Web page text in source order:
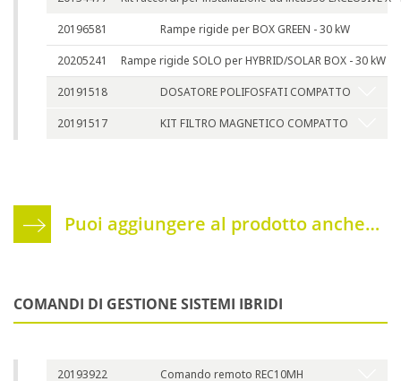
20196581 Rampe rigide per BOX GREEN - 30 kW
20205241 Rampe rigide SOLO per HYBRID/SOLAR BOX - 30 kW
20191518 DOSATORE POLIFOSFATI COMPATTO
20191517 KIT FILTRO MAGNETICO COMPATTO
Puoi aggiungere al prodotto anche…
COMANDI DI GESTIONE SISTEMI IBRIDI
20193922 Comando remoto REC10MH